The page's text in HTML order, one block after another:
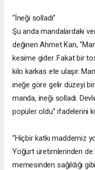
“İneği solladı”
Şu anda mandalardaki
değinen Ahmet Kan,
kesime gider. Fakat bir
kilo karkas ete ulaşır.
ineğe göre gelir düzeyi
manda, ineği solladı.
popüler oldu” ifadelerini
“Hiçbir katkı maddemiz
Yoğurt üretimlerinden de
memesinden sağıldığı